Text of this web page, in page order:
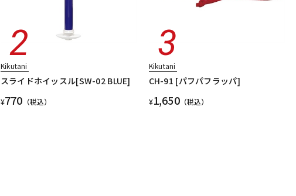
Kikutani
スライドホイッスル[SW-02 BLUE]
¥770 （税込）
Kikutani
CH-91 [パフパフラッパ]
¥1,650（税込）